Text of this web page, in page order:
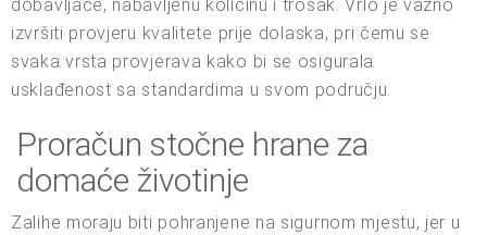
dobavljače, nabavljenu količinu i trošak. Vrlo je važno
izvršiti provjeru kvalitete prije dolaska, pri čemu se
svaka vrsta provjerava kako bi se osigurala
usklađenost sa standardima u svom području.
Proračun stočne hrane za
domaće životinje
Zalihe moraju biti pohranjene na sigurnom mjestu, jer u